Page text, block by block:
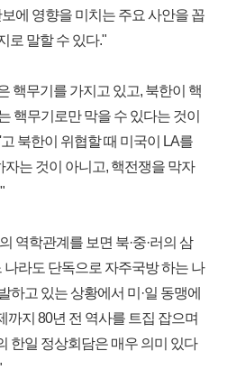
에 영향을 미치는 주요 사안을 꼽
말할 수 있다."
핵무기를 가지고 있고, 북한이 핵
핵무기로만 막을 수 있다는 것이
북한이 위협할 때 미국이 LA를
는 것이 아니고, 핵전쟁을 막자
역학관계를 보면 북·중·러의 삼
나라도 단독으로 자주국방 하는 나
고 있는 상황에서 미·일 동맹에
지 80년 전 역사를 트집 잡으며
한일 정상회담은 매우 의미 있다